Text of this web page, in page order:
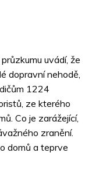
uvádí, že
dopravní nehodě,
1224
ze kterého
Co je zarážející,
zranění.
domů a teprve